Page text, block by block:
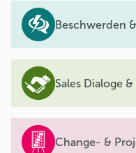
Beschwerden
Sales Dialoge
Change- &